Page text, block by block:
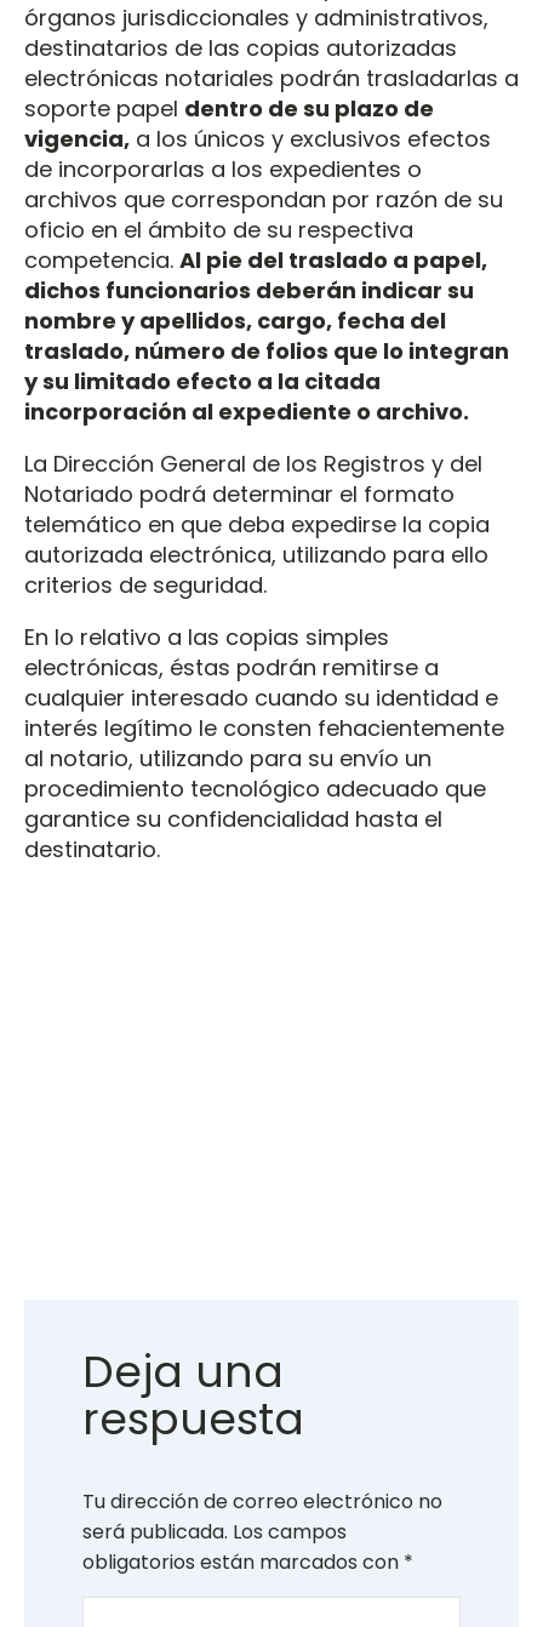
órganos jurisdiccionales y administrativos,
destinatarios de las copias autorizadas
electrónicas notariales podrán trasladarlas a
soporte papel dentro de su plazo de
vigencia, a los únicos y exclusivos efectos
de incorporarlas a los expedientes o
archivos que correspondan por razón de su
oficio en el ámbito de su respectiva
competencia. Al pie del traslado a papel,
dichos funcionarios deberán indicar su
nombre y apellidos, cargo, fecha del
traslado, número de folios que lo integran
y su limitado efecto a la citada
incorporación al expediente o archivo.
La Dirección General de los Registros y del
Notariado podrá determinar el formato
telemático en que deba expedirse la copia
autorizada electrónica, utilizando para ello
criterios de seguridad.
En lo relativo a las copias simples
electrónicas, éstas podrán remitirse a
cualquier interesado cuando su identidad e
interés legítimo le consten fehacientemente
al notario, utilizando para su envío un
procedimiento tecnológico adecuado que
garantice su confidencialidad hasta el
destinatario.
Deja una
respuesta
Tu dirección de correo electrónico no
será publicada. Los campos
obligatorios están marcados con *